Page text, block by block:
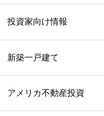
投資家向け情報
新築一戸建て
アメリカ不動産投資